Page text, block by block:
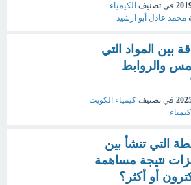
في تصنيف الكيمياء
محمد عادل أبو ارشيد
بين المواد التي
والروابط
في تصنيف كيمياء الكويت
التي تنشأ بين
نتيجة مساهمة
أو أكثر؟